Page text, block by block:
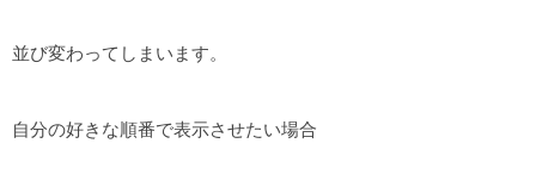
並び変わってしまいます。
自分の好きな順番で表示させたい場合